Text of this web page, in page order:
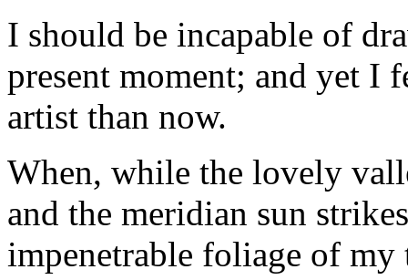
I should be incapable of
present moment; and yet I
artist than now.
When, while the lovely
and the meridian sun
impenetrable foliage of my